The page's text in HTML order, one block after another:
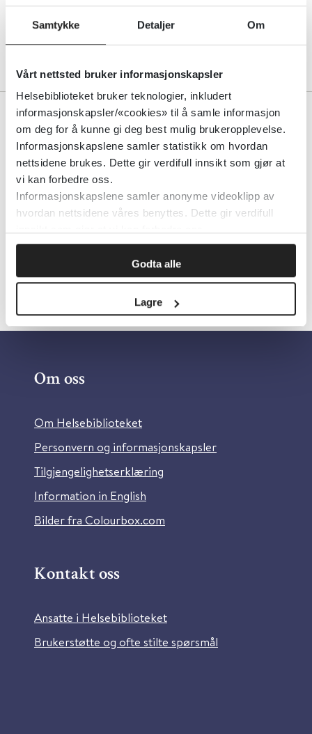
Samtykke Detaljer Om
Vårt nettsted bruker informasjonskapsler
Helsebiblioteket bruker teknologier, inkludert
informasjonskapsler/«cookies» til å samle informasjon
om deg for å kunne gi deg best mulig brukeropplevelse.
Informasjonskapslene samler statistikk om hvordan
nettsidene brukes. Dette gir verdifull innsikt som gjør at
vi kan forbedre oss.
Informasjonskapslene samler anonyme videoklipp av
hvordan nettsidene våres benyttes. Dette gir verdifull
Godta alle
Lagre
Ansvarlig for denne siden
Kim Kristoffer Dysthe
Redaktør
Ta kontakt
Om oss
Om Helsebiblioteket
Personvern og informasjonskapsler
Tilgjengelighetserklæring
Information in English
Bilder fra Colourbox.com
Kontakt oss
Ansatte i Helsebiblioteket
Brukerstøtte og ofte stilte spørsmål